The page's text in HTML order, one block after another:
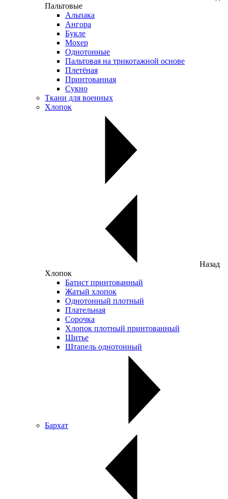
Пальтовые
Альпака
Ангора
Букле
Мохер
Однотонные
Пальтовая на трикотажной основе
Плетёная
Принтованная
Сукно
Ткани для военных
Хлопок
Назад
Хлопок
Батист принтованный
Жатый хлопок
Однотонный плотный
Плательная
Сорочка
Хлопок плотный принтованный
Шитье
Штапель однотонный
Бархат